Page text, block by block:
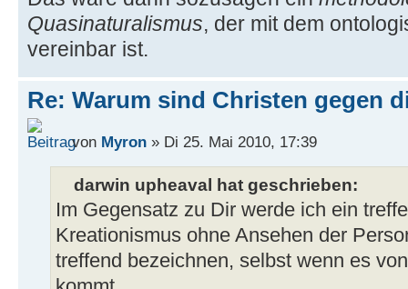
Quasinaturalismus, der mit dem
vereinbar ist.
Re: Warum sind Christen gegen
von Myron » Di 25. Mai 2010, 17:39
darwin upheaval hat geschrieben:
Im Gegensatz zu Dir werde ich ein
Kreationismus ohne Ansehen der
treffend bezeichnen, selbst wenn es